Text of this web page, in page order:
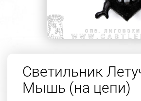
Светильник
Мышь (на цепи)